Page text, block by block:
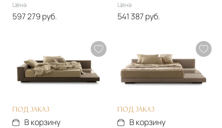
Цена
597 279 руб.
Подробнее
В корзину
Цена
541 387 руб.
Подробнее
В корзину
ПОД ЗАКАЗ
В корзину
ПОД ЗАКАЗ
В корзину